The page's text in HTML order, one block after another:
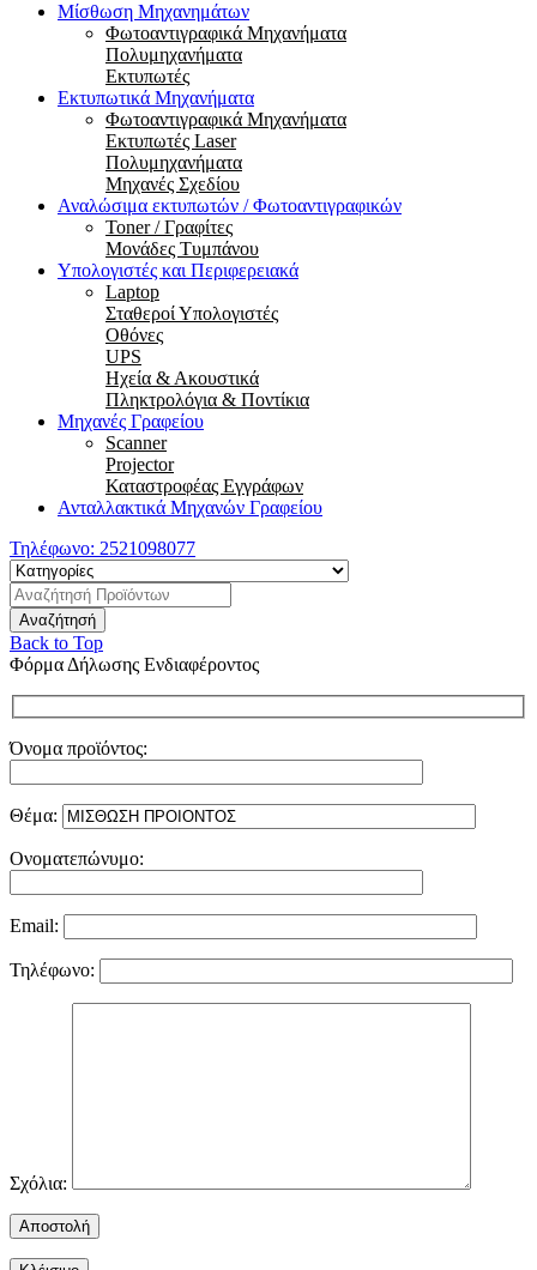
Μίσθωση Μηχανημάτων
Φωτοαντιγραφικά Μηχανήματα
Πολυμηχανήματα
Εκτυπωτές
Εκτυπωτικά Μηχανήματα
Φωτοαντιγραφικά Μηχανήματα
Εκτυπωτές Laser
Πολυμηχανήματα
Μηχανές Σχεδίου
Αναλώσιμα εκτυπωτών / Φωτοαντιγραφικών
Toner / Γραφίτες
Μονάδες Τυμπάνου
Υπολογιστές και Περιφερειακά
Laptop
Σταθεροί Υπολογιστές
Οθόνες
UPS
Ηχεία & Ακουστικά
Πληκτρολόγια & Ποντίκια
Μηχανές Γραφείου
Scanner
Projector
Καταστροφέας Εγγράφων
Ανταλλακτικά Μηχανών Γραφείου
Τηλέφωνο: 2521098077
Back to Top
Φόρμα Δήλωσης Ενδιαφέροντος
Όνομα προϊόντος:
Θέμα:
Ονοματεπώνυμο:
Email:
Τηλέφωνο:
Σχόλια: